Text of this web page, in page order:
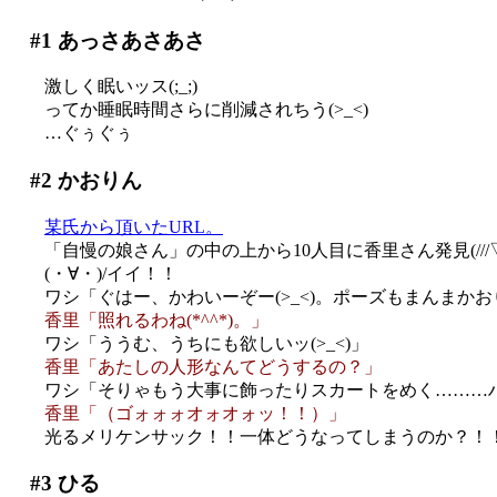
#1 あっさあさあさ
激しく眠いッス(;_;)
ってか睡眠時間さらに削減されちう(>_<)
…ぐぅぐぅ
#2 かおりん
某氏から頂いたURL。
「自慢の娘さん」の中の上から10人目に香里さん発見
(・∀・)/イイ！！
ワシ「ぐはー、かわいーぞー(>_<)。ポーズもまんまかお
香里「照れるわね(*^^*)。」
ワシ「ううむ、うちにも欲しいッ(>_<)」
香里「あたしの人形なんてどうするの？」
ワシ「そりゃもう大事に飾ったりスカートをめく………
香里「（ゴォォォオォオォッ！！）」
光るメリケンサック！！一体どうなってしまうのか？！
#3 ひる